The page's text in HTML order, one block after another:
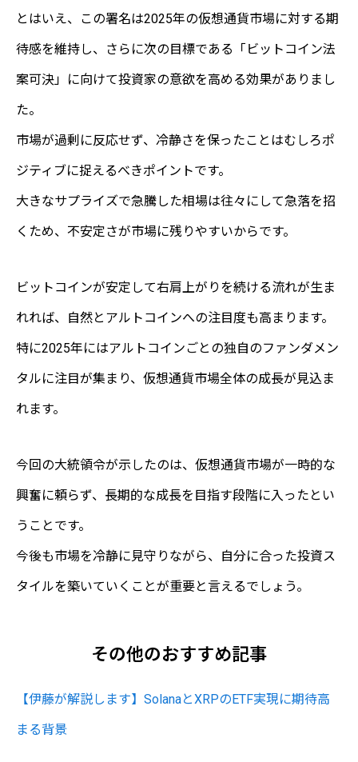
とはいえ、この署名は2025年の仮想通貨市場に対する期
待感を維持し、さらに次の目標である「ビットコイン法
案可決」に向けて投資家の意欲を高める効果がありまし
た。
市場が過剰に反応せず、冷静さを保ったことはむしろポ
ジティブに捉えるべきポイントです。
大きなサプライズで急騰した相場は往々にして急落を招
くため、不安定さが市場に残りやすいからです。
ビットコインが安定して右肩上がりを続ける流れが生ま
れれば、自然とアルトコインへの注目度も高まります。
特に2025年にはアルトコインごとの独自のファンダメン
タルに注目が集まり、仮想通貨市場全体の成長が見込ま
れます。
今回の大統領令が示したのは、仮想通貨市場が一時的な
興奮に頼らず、長期的な成長を目指す段階に入ったとい
うことです。
今後も市場を冷静に見守りながら、自分に合った投資ス
タイルを築いていくことが重要と言えるでしょう。
その他のおすすめ記事
【伊藤が解説します】SolanaとXRPのETF実現に期待高
まる背景